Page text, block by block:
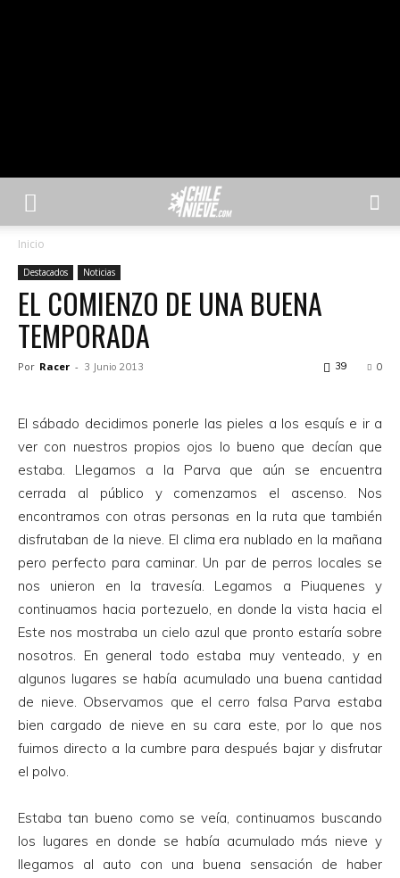
Inicio
Destacados Noticias
EL COMIENZO DE UNA BUENA
TEMPORADA
Por Racer - 3 Junio 2013 0
39
El sábado decidimos ponerle las pieles a los esquís e ir a
ver con nuestros propios ojos lo bueno que decían que
estaba. Llegamos a la Parva que aún se encuentra
cerrada al público y comenzamos el ascenso. Nos
encontramos con otras personas en la ruta que también
disfrutaban de la nieve. El clima era nublado en la mañana
pero perfecto para caminar. Un par de perros locales se
nos unieron en la travesía. Legamos a Piuquenes y
continuamos hacia portezuelo, en donde la vista hacia el
Este nos mostraba un cielo azul que pronto estaría sobre
nosotros. En general todo estaba muy venteado, y en
algunos lugares se había acumulado una buena cantidad
de nieve. Observamos que el cerro falsa Parva estaba
bien cargado de nieve en su cara este, por lo que nos
fuimos directo a la cumbre para después bajar y disfrutar
el polvo.
Estaba tan bueno como se veía, continuamos buscando
los lugares en donde se había acumulado más nieve y
llegamos al auto con una buena sensación de haber